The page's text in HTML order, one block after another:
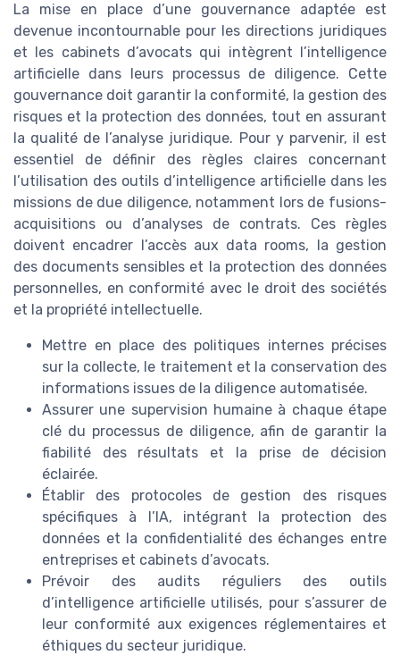
La mise en place d’une gouvernance adaptée est
devenue incontournable pour les directions juridiques
et les cabinets d’avocats qui intègrent l’intelligence
artificielle dans leurs processus de diligence. Cette
gouvernance doit garantir la conformité, la gestion des
risques et la protection des données, tout en assurant
la qualité de l’analyse juridique. Pour y parvenir, il est
essentiel de définir des règles claires concernant
l’utilisation des outils d’intelligence artificielle dans les
missions de due diligence, notamment lors de fusions-
acquisitions ou d’analyses de contrats. Ces règles
doivent encadrer l’accès aux data rooms, la gestion
des documents sensibles et la protection des données
personnelles, en conformité avec le droit des sociétés
et la propriété intellectuelle.
Mettre en place des politiques internes précises
sur la collecte, le traitement et la conservation des
informations issues de la diligence automatisée.
Assurer une supervision humaine à chaque étape
clé du processus de diligence, afin de garantir la
fiabilité des résultats et la prise de décision
éclairée.
Établir des protocoles de gestion des risques
spécifiques à l’IA, intégrant la protection des
données et la confidentialité des échanges entre
entreprises et cabinets d’avocats.
Prévoir des audits réguliers des outils
d’intelligence artificielle utilisés, pour s’assurer de
leur conformité aux exigences réglementaires et
éthiques du secteur juridique.